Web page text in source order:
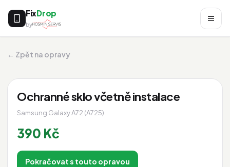
FixDrop
by
← Zpět na opravy
Ochranné sklo včetně instalace
Samsung Galaxy A72 (A725)
390 Kč
Pokračovat s touto opravou